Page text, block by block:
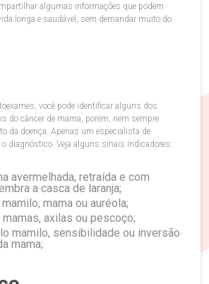
algumas informações que podem
longa e saudável, sem demandar muito do
você pode identificar alguns dos
do câncer de mama, porém, nem sempre
da doença. Apenas um especialista de
o diagnóstico. Veja alguns sinais indicadores:
avermelhada, retraída e com
a casca de laranja;
mama ou auréola;
axilas ou pescoço;
mamilo, sensibilidade ou inversão
mama;